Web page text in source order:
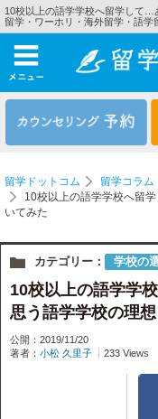
10校以上の語学学校へ留学して…
留学・ワーホリ・海外留学・語学
メニュー
留学ドットコム
留学コラム
10校以上の語学学校へ留
いてみた
カテゴリー： 学校の
10校以上の語学学
思う語学学校の理
公開：2019/11/20
著者： 小松 久里子 233 Views